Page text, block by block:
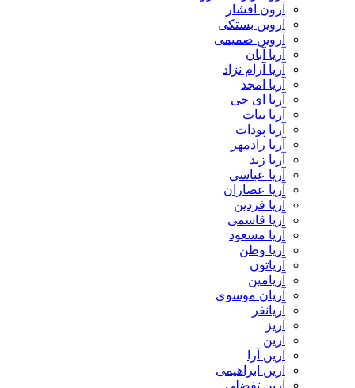
آرون افشار
آروین بستکی
آروین صمیمی
آریا آبان
آریا آرام نژاد
آریا امجد
آریا ای جی
آریا بیات
آریا پودات
آریا رادمهر
آریا زند
آریا عباسی
آریا عصاران
آریا فردین
آریا قاسمی
آریا مسعود
آریا وطن
آریاتون
آریامین
آریان موسوی
آریانفر
آریز
آرین
آرین آرا
آرین ابراهیمی